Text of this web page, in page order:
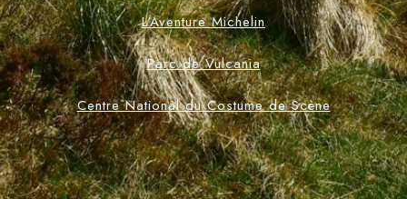
L'Aventure Michelin
Parc de Vulcania
Centre National du Costume de Scène